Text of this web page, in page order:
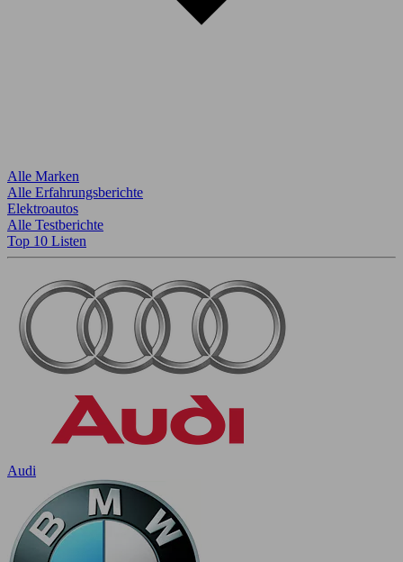
Alle Marken
Alle Erfahrungsberichte
Elektroautos
Alle Testberichte
Top 10 Listen
Audi